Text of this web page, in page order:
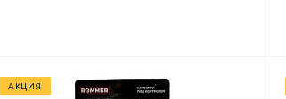
АКЦИЯ